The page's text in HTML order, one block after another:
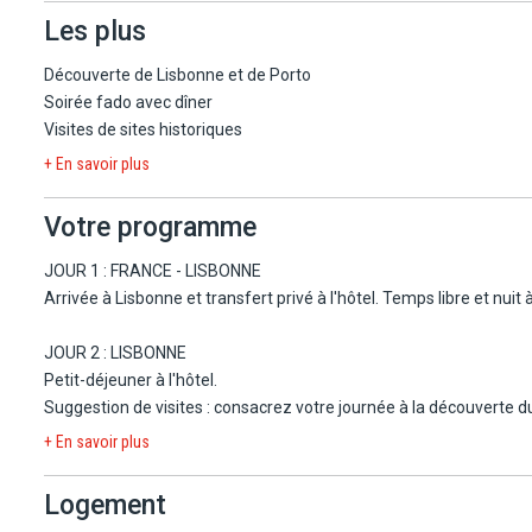
Les plus
Découverte de Lisbonne et de Porto
Soirée fado avec dîner
Visites de sites historiques
+ En savoir plus
Votre programme
JOUR 1 : FRANCE - LISBONNE
Arrivée à Lisbonne et transfert privé à l'hôtel. Temps libre et nuit
JOUR 2 : LISBONNE
Petit-déjeuner à l'hôtel.
Suggestion de visites : consacrez votre journée à la découverte du quartier côtier pittoresque riche en monuments de l'Âge d'Or portugais. La lumière de Lisbonne est unique qu'il pleuve ou qu'il fasse
beau, imprégnez-vous de la ville en explorant les lieux qui font
+ En savoir plus
Logement